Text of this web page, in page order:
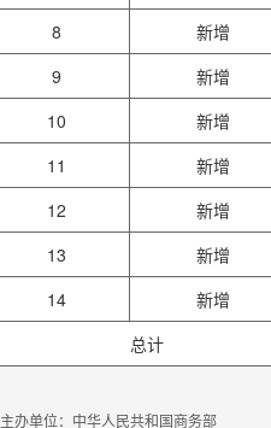
8
新增
9
新增
10
新增
11
新增
12
新增
13
新增
14
新增
总计
主办单位：中华人民共和国商务部